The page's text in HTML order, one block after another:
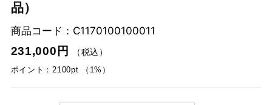
品）
商品コード： C1170100100011
231,000円
（税込）
ポイント：2100pt （1%）